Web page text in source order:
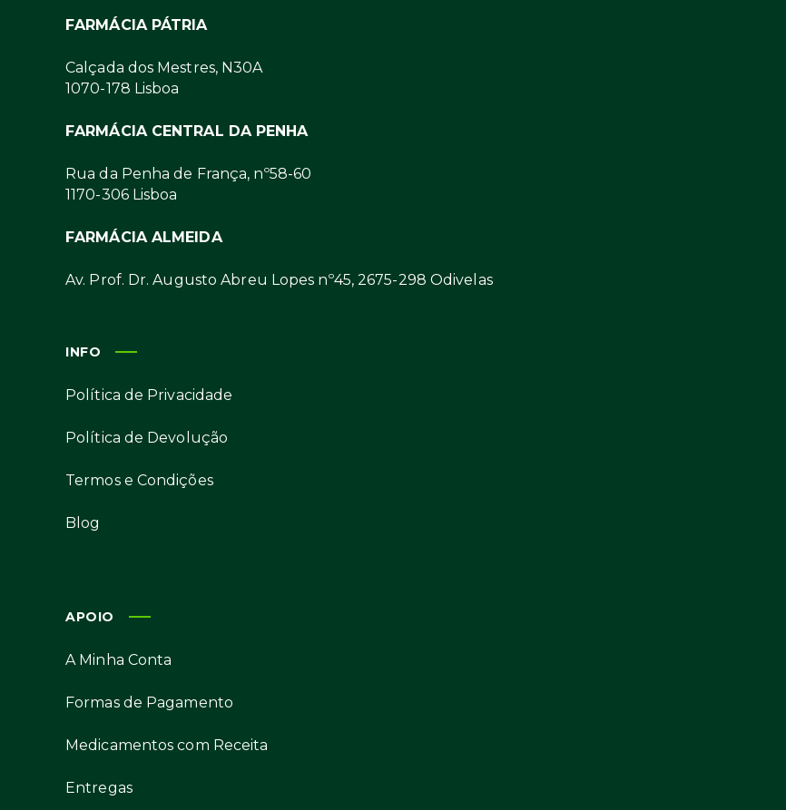
FARMÁCIA PÁTRIA
Calçada dos Mestres, N30A
1070-178 Lisboa
FARMÁCIA CENTRAL DA PENHA
Rua da Penha de França, nº58-60
1170-306 Lisboa
FARMÁCIA ALMEIDA
Av. Prof. Dr. Augusto Abreu Lopes nº45, 2675-298 Odivelas
INFO
Política de Privacidade
Política de Devolução
Termos e Condições
Blog
APOIO
A Minha Conta
Formas de Pagamento
Medicamentos com Receita
Entregas